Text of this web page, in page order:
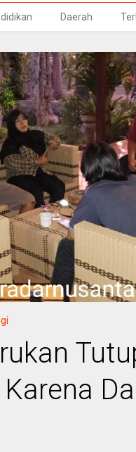
Daerah